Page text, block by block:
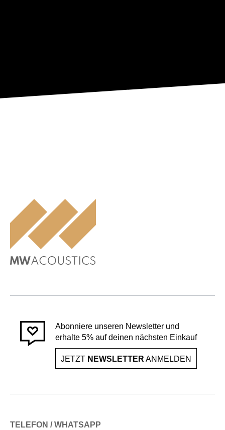
Abonniere unseren Newsletter und
erhalte 5% auf deinen nächsten Einkauf
JETZT NEWSLETTER ANMELDEN
TELEFON / WHATSAPP